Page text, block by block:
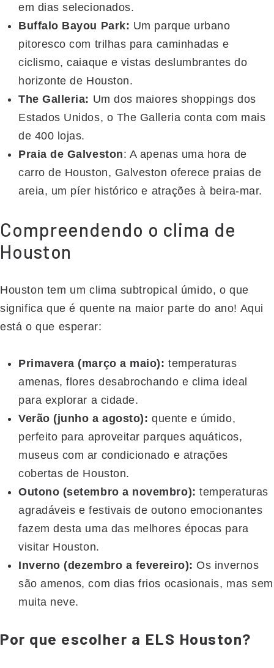
em dias selecionados.
Buffalo Bayou Park: Um parque urbano
pitoresco com trilhas para caminhadas e
ciclismo, caiaque e vistas deslumbrantes do
horizonte de Houston.
The Galleria: Um dos maiores shoppings dos
Estados Unidos, o The Galleria conta com mais
de 400 lojas.
Praia de Galveston: A apenas uma hora de
carro de Houston, Galveston oferece praias de
areia, um píer histórico e atrações à beira-mar.
Compreendendo o clima de
Houston
Houston tem um clima subtropical úmido, o que
significa que é quente na maior parte do ano! Aqui
está o que esperar:
Primavera (março a maio): temperaturas
amenas, flores desabrochando e clima ideal
para explorar a cidade.
Verão (junho a agosto): quente e úmido,
perfeito para aproveitar parques aquáticos,
museus com ar condicionado e atrações
cobertas de Houston.
Outono (setembro a novembro): temperaturas
agradáveis e festivais de outono emocionantes
fazem desta uma das melhores épocas para
visitar Houston.
Inverno (dezembro a fevereiro): Os invernos
são amenos, com dias frios ocasionais, mas sem
muita neve.
Por que escolher a ELS Houston?